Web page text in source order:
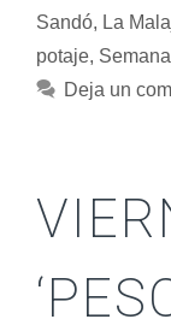
Sandó, La
potaje,
Deja un